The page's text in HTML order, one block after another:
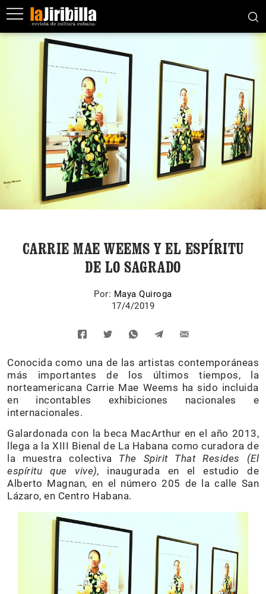
CARRIE MAE WEEMS Y EL ESPÍRITU
DE LO SAGRADO
Por: Maya Quiroga
17/4/2019
Conocida como una de las artistas contemporáneas
más importantes de los últimos tiempos, la
norteamericana Carrie Mae Weems ha sido incluida
en incontables exhibiciones nacionales e
internacionales.
Galardonada con la beca MacArthur en el año 2013,
llega a la XIII Bienal de La Habana como curadora de
la muestra colectiva The Spirit That Resides (El
espíritu que vive), inaugurada en el estudio de
Alberto Magnan, en el número 205 de la calle San
Lázaro, en Centro Habana.